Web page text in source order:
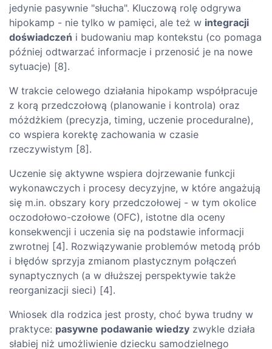
jedynie pasywnie "słucha". Kluczową rolę odgrywa
hipokamp - nie tylko w pamięci, ale też w integracji
doświadczeń i budowaniu map kontekstu (co pomaga
później odtwarzać informacje i przenosić je na nowe
sytuacje) [8].
W trakcie celowego działania hipokamp współpracuje
z korą przedczołową (planowanie i kontrola) oraz
móżdżkiem (precyzja, timing, uczenie proceduralne),
co wspiera korektę zachowania w czasie
rzeczywistym [8].
Uczenie się aktywne wspiera dojrzewanie funkcji
wykonawczych i procesy decyzyjne, w które angażują
się m.in. obszary kory przedczołowej - w tym okolice
oczodołowo-czołowe (OFC), istotne dla oceny
konsekwencji i uczenia się na podstawie informacji
zwrotnej [4]. Rozwiązywanie problemów metodą prób
i błędów sprzyja zmianom plastycznym połączeń
synaptycznych (a w dłuższej perspektywie także
reorganizacji sieci) [4].
Wniosek dla rodzica jest prosty, choć bywa trudny w
praktyce: pasywne podawanie wiedzy zwykle działa
słabiej niż umożliwienie dziecku samodzielnego